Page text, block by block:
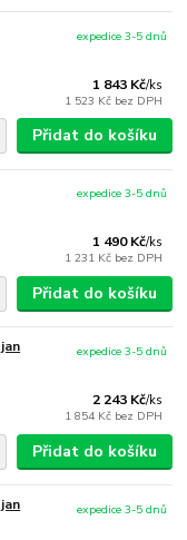
1 843 Kč/ks
1 523 Kč bez DPH
expedice 3-5 dnů
Přidat do košíku
1 490 Kč/ks
1 231 Kč bez DPH
expedice 3-5 dnů
Přidat do košíku
2 243 Kč/ks
1 854 Kč bez DPH
expedice 3-5 dnů
Přidat do košíku
expedice 3-5 dnů